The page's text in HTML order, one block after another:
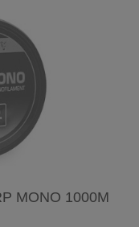
MONO 1000M